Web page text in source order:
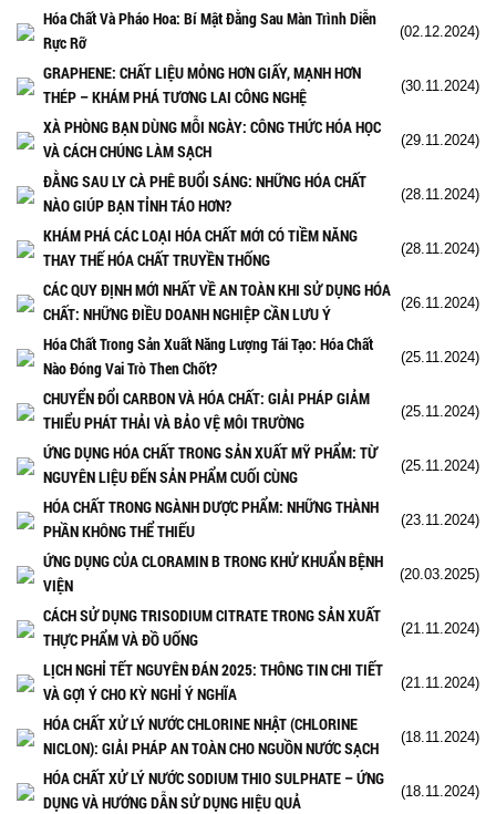
Hóa Chất Và Pháo Hoa: Bí Mật Đằng Sau Màn Trình Diễn
Rực Rỡ
(02.12.2024)
GRAPHENE: CHẤT LIỆU MỎNG HƠN GIẤY, MẠNH HƠN
THÉP – KHÁM PHÁ TƯƠNG LAI CÔNG NGHỆ
(30.11.2024)
XÀ PHÒNG BẠN DÙNG MỖI NGÀY: CÔNG THỨC HÓA HỌC
VÀ CÁCH CHÚNG LÀM SẠCH
(29.11.2024)
ĐẰNG SAU LY CÀ PHÊ BUỔI SÁNG: NHỮNG HÓA CHẤT
NÀO GIÚP BẠN TỈNH TÁO HƠN?
(28.11.2024)
KHÁM PHÁ CÁC LOẠI HÓA CHẤT MỚI CÓ TIỀM NĂNG
THAY THẾ HÓA CHẤT TRUYỀN THỐNG
(28.11.2024)
CÁC QUY ĐỊNH MỚI NHẤT VỀ AN TOÀN KHI SỬ DỤNG HÓA
CHẤT: NHỮNG ĐIỀU DOANH NGHIỆP CẦN LƯU Ý
(26.11.2024)
Hóa Chất Trong Sản Xuất Năng Lượng Tái Tạo: Hóa Chất
Nào Đóng Vai Trò Then Chốt?
(25.11.2024)
CHUYỂN ĐỔI CARBON VÀ HÓA CHẤT: GIẢI PHÁP GIẢM
THIỂU PHÁT THẢI VÀ BẢO VỆ MÔI TRƯỜNG
(25.11.2024)
ỨNG DỤNG HÓA CHẤT TRONG SẢN XUẤT MỸ PHẨM: TỪ
NGUYÊN LIỆU ĐẾN SẢN PHẨM CUỐI CÙNG
(25.11.2024)
HÓA CHẤT TRONG NGÀNH DƯỢC PHẨM: NHỮNG THÀNH
PHẦN KHÔNG THỂ THIẾU
(23.11.2024)
ỨNG DỤNG CỦA CLORAMIN B TRONG KHỬ KHUẨN BỆNH
VIỆN
(20.03.2025)
CÁCH SỬ DỤNG TRISODIUM CITRATE TRONG SẢN XUẤT
THỰC PHẨM VÀ ĐỒ UỐNG
(21.11.2024)
LỊCH NGHỈ TẾT NGUYÊN ĐÁN 2025: THÔNG TIN CHI TIẾT
VÀ GỢI Ý CHO KỲ NGHỈ Ý NGHĨA
(21.11.2024)
HÓA CHẤT XỬ LÝ NƯỚC CHLORINE NHẬT (CHLORINE
NICLON): GIẢI PHÁP AN TOÀN CHO NGUỒN NƯỚC SẠCH
(18.11.2024)
HÓA CHẤT XỬ LÝ NƯỚC SODIUM THIO SULPHATE – ỨNG
DỤNG VÀ HƯỚNG DẪN SỬ DỤNG HIỆU QUẢ
(18.11.2024)